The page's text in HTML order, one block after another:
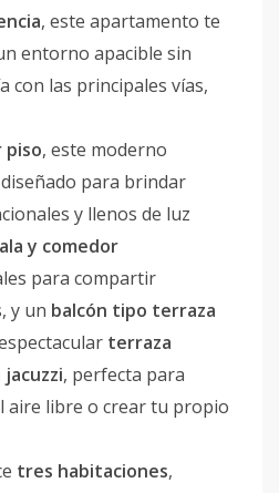
, este apartamento te
entorno apacible sin
con las principales vías,
, este moderno
para brindar
y llenos de luz
y comedor
para compartir
y un balcón tipo terraza
terraza
jacuzzi, perfecta para
aire libre o crear tu propio
tres habitaciones,